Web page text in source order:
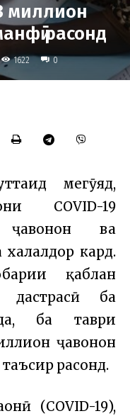
миллион
расонд
1622 0
мегӯяд,
COVID-19
ҷавонон ва
халалдор кард.
қаблан
дастрасӣ ба
ба таври
ҷавонон
расонд.
(COVID-19),